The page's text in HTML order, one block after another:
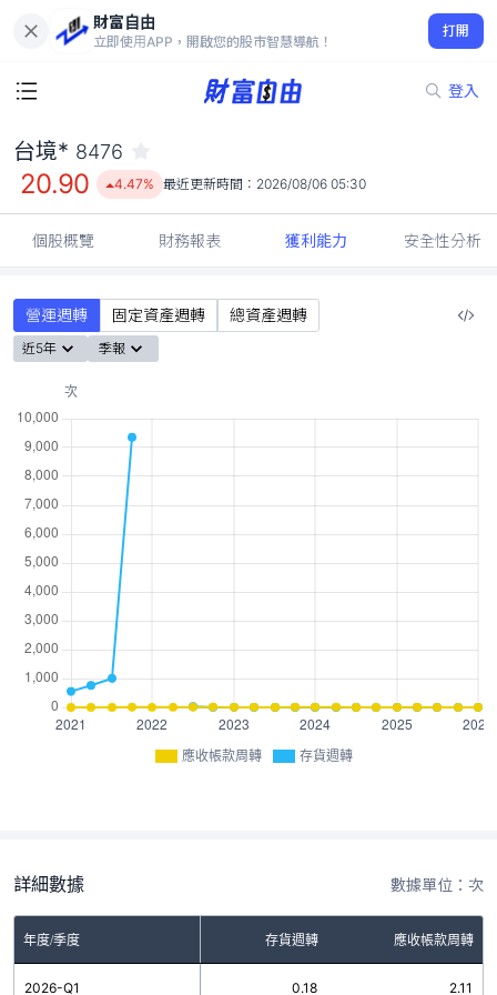
財富自由
立即使用APP，開啟您的股市智慧導航！
打開
登入
20.90
4.47%
台境* 8476
20.90 4.47% 最近更新時間： 2026/08/06 05:30
個股概覽 財務報表 獲利能力 安全性分析
營運週轉 固定資產週轉 總資產週轉
近5年 季報
應收帳款周轉 存貨週轉
詳細數據 數據單位：次
年度/季度 存貨週轉 應收帳款周轉
2026-Q1 0.18 2.11